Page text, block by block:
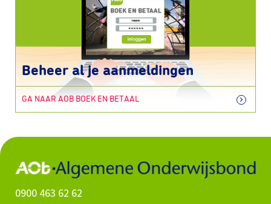
Beheer al je aanmeldingen
GA NAAR AOB BOEK EN BETAAL
0900 463 62 62